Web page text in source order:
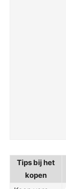
Tips bij het
kopen